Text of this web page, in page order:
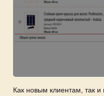
Как новым клиентам, так